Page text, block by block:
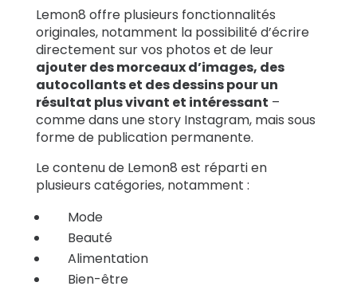
Lemon8 offre plusieurs fonctionnalités
originales, notamment la possibilité d’écrire
directement sur vos photos et de leur
ajouter des morceaux d’images, des
autocollants et des dessins pour un
résultat plus vivant et intéressant –
comme dans une story Instagram, mais sous
forme de publication permanente.
Le contenu de Lemon8 est réparti en
plusieurs catégories, notamment :
Mode
Beauté
Alimentation
Bien-être